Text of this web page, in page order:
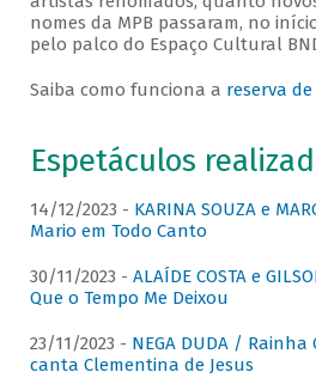
nomes da MPB passaram, no
pelo palco do Espaço Cultural
Saiba como funciona a reserva
Espetáculos
14/12/2023 - KARINA SOUZA e
Mario em Todo Canto
30/11/2023 - ALAÍDE COSTA e
Que o Tempo Me Deixou
23/11/2023 - NEGA DUDA /
canta Clementina de Jesus